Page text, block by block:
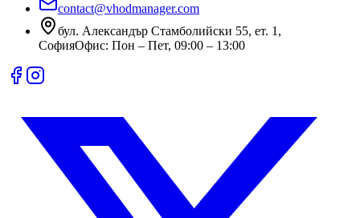
contact@vhodmanager.com
бул. Александър Стамболийски 55, ет. 1 ,
СофияОфис: Пон – Пет, 09:00 – 13:00